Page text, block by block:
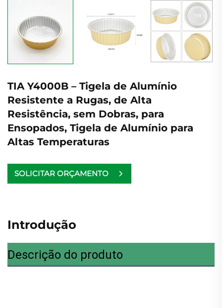
TIA Y4000B – Tigela de Alumínio
Resistente a Rugas, de Alta
Resistência, sem Dobras, para
Ensopados, Tigela de Alumínio para
Altas Temperaturas
SOLICITAR ORÇAMENTO
Introdução
Descrição do produto